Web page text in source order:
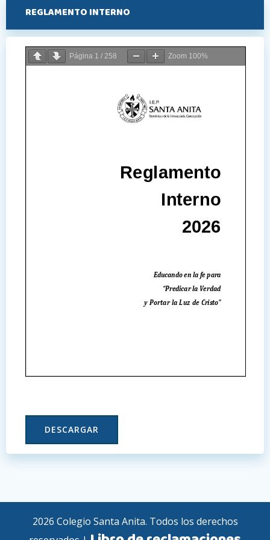
REGLAMENTO INTERNO
Página 1 / 258 Zoom 100%
DESCARGAR
2026 Colegio Santa Anita. Todos los derechos